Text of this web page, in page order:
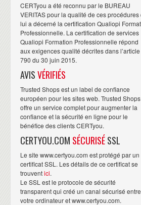
CERTyou a été reconnu par le BUREAU
VERITAS pour la qualité de ces procédures
lui a décerné la certification Qualiopi
Professionnelle. La certification de services
Qualiopi Formation Professionnelle répond
aux exigences qualité décrites dans
790 du 30 juin 2015.
AVISVÉRIFIÉS
Trusted Shops est un label de confiance
européen pour les sites web. Trusted Shops
offre un service complet pour augmenter la
confiance et la sécurité en ligne pour le
bénéfice des clients CERTyou.
CERTYOU.COM SÉCURISÉSSL
Le site www.certyou.com est protégé par un
certificat SSL. Les détails de ce certificat se
trouventici.
Le SSL est le protocole de sécurité
transparent qui créé un canal sécurisé entre
votre ordinateur et www.certyou.com.